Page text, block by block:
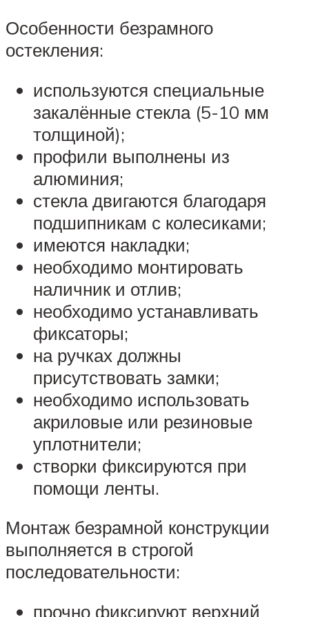
Особенности безрамного
остекления:
используются специальные
закалённые стекла (5-10 мм
толщиной);
профили выполнены из
алюминия;
стекла двигаются благодаря
подшипникам с колесиками;
имеются накладки;
необходимо монтировать
наличник и отлив;
необходимо устанавливать
фиксаторы;
на ручках должны
присутствовать замки;
необходимо использовать
акриловые или резиновые
уплотнители;
створки фиксируются при
помощи ленты.
Монтаж безрамной конструкции
выполняется в строгой
последовательности:
прочно фиксируют верхний